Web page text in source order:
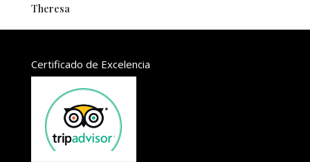
Theresa
Certificado de Excelencia